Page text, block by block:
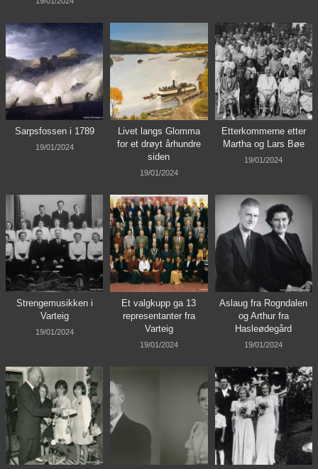
Sarpsfossen i 1789
19/01/2024
Livet langs Glomma
for et drøyt århundre
siden
19/01/2024
Etterkommerne etter
Martha og Lars Bøe
19/01/2024
Strengemusikken i
Varteig
19/01/2024
Et valgkupp ga 13
representanter fra
Varteig
19/01/2024
Aslaug fra Rogndalen
og Arthur fra
Hasleødegård
19/01/2024